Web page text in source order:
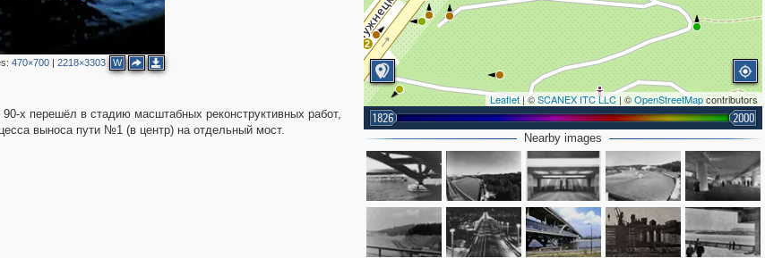
470×700| 2218×3303 W
х перешёл в стадию масштабных реконструктивных работ,
выноса пути №1 (в центр) на отдельный мост.
2
Leaflet| ©SCANEX ITC LLC | ©OpenStreetMapcontributors
1826 2000
Nearby images